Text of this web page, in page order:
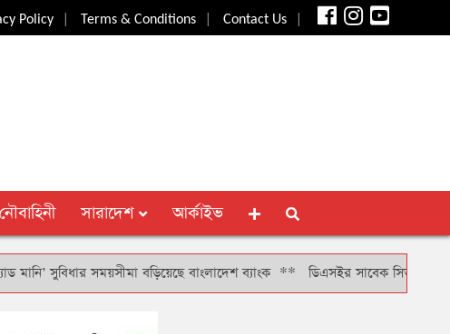
Policy| Terms & Conditions| Contact Us|
নৌবাহিনী সারাদেশ আর্কাইভ
সময়সীমা বড়িয়েছে বাংলাদেশ ব্যাংক**ডিএসইর সাবেক সিআরও খাইরুল